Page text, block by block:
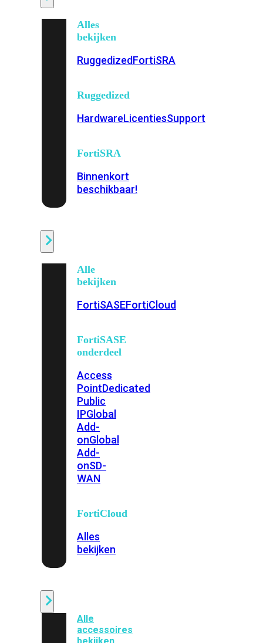
Alles
bekijken
RuggedizedFortiSRA
Ruggedized
HardwareLicentiesSupport
FortiSRA
Binnenkort
beschikbaar!
Alle
bekijken
FortiSASEFortiCloud
FortiSASE
onderdeel
Access
PointDedicated
Public
IPGlobal
Add-
onGlobal
Add-
onSD-
WAN
FortiCloud
Alles
bekijken
Alle
accessoires